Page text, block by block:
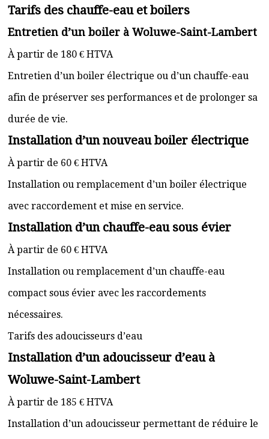
Tarifs des chauffe-eau et boilers
Entretien d’un boiler à Woluwe-Saint-Lambert
À partir de 180 € HTVA
Entretien d’un boiler électrique ou d’un chauffe-eau
afin de préserver ses performances et de prolonger sa
durée de vie.
Installation d’un nouveau boiler électrique
À partir de 60 € HTVA
Installation ou remplacement d’un boiler électrique
avec raccordement et mise en service.
Installation d’un chauffe-eau sous évier
À partir de 60 € HTVA
Installation ou remplacement d’un chauffe-eau
compact sous évier avec les raccordements
nécessaires.
Tarifs des adoucisseurs d’eau
Installation d’un adoucisseur d’eau à
Woluwe-Saint-Lambert
À partir de 185 € HTVA
Installation d’un adoucisseur permettant de réduire le